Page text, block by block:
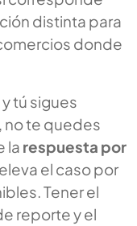
distinta para
donde
tú sigues
no te quedes
la respuesta por
el caso por
Tener el
reporte y el